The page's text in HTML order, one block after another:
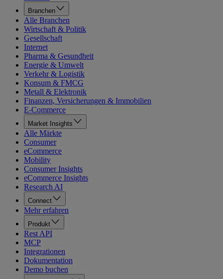
Branchen
Alle Branchen
Wirtschaft & Politik
Gesellschaft
Internet
Pharma & Gesundheit
Energie & Umwelt
Verkehr & Logistik
Konsum & FMCG
Metall & Elektronik
Finanzen, Versicherungen & Immobilien
E-Commerce
Market Insights
Alle Märkte
Consumer
eCommerce
Mobility
Consumer Insights
eCommerce Insights
Research AI
Connect
Mehr erfahren
Produkt
Rest API
MCP
Integrationen
Dokumentation
Demo buchen